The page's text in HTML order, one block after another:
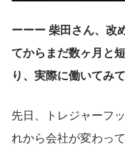
ーーー 柴田さん、改
てからまだ数ヶ月と
り、実際に働いてみ
先日、トレジャーフ
れから会社が変わっ